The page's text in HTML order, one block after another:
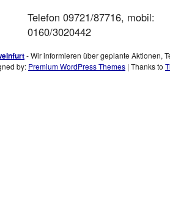
Telefon 09721/87716, mobil:
0160/3020442
- Wir informieren über geplante Aktionen,
by: Premium WordPress Themes | Thanks to